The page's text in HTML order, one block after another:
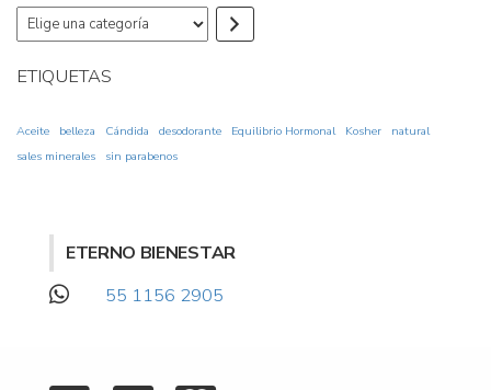
Elige
una
ETIQUETAS
Aceite belleza Cándida desodorante Equilibrio Hormonal Kosher
natural
sales minerales
sin parabenos
ETERNO BIENESTAR
55 1156 2905